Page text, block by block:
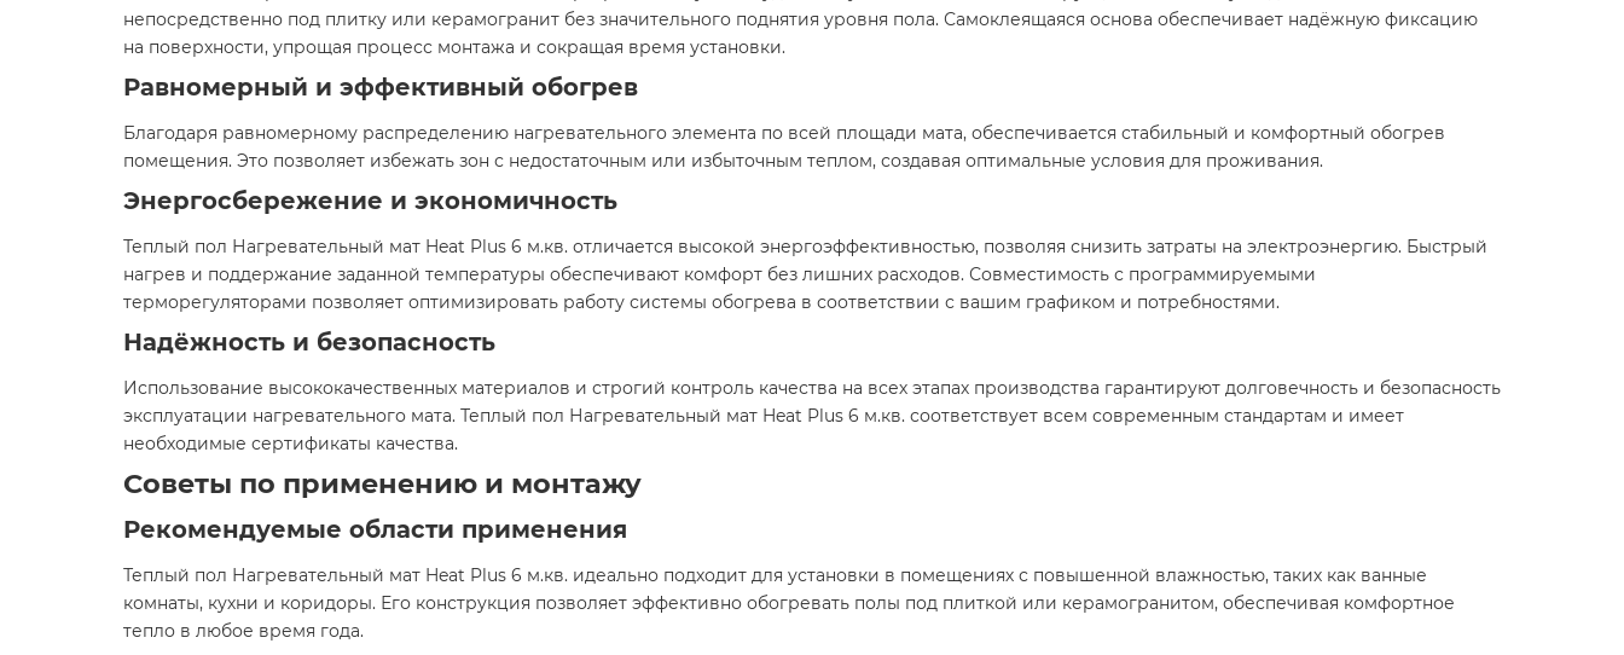
непосредственно под плитку или керамогранит без значительного поднятия уровня пола. Самоклеящаяся основа обеспечивает надёжную фиксацию
на поверхности, упрощая процесс монтажа и сокращая время установки.​
Равномерный и эффективный обогрев
Благодаря равномерному распределению нагревательного элемента по всей площади мата, обеспечивается стабильный и комфортный обогрев
помещения. Это позволяет избежать зон с недостаточным или избыточным теплом, создавая оптимальные условия для проживания.​
Энергосбережение и экономичность
Теплый пол Нагревательный мат Heat Plus 6 м.кв. отличается высокой энергоэффективностью, позволяя снизить затраты на электроэнергию. Быстрый
нагрев и поддержание заданной температуры обеспечивают комфорт без лишних расходов. Совместимость с программируемыми
терморегуляторами позволяет оптимизировать работу системы обогрева в соответствии с вашим графиком и потребностями.​
Надёжность и безопасность
Использование высококачественных материалов и строгий контроль качества на всех этапах производства гарантируют долговечность и безопасность
эксплуатации нагревательного мата. Теплый пол Нагревательный мат Heat Plus 6 м.кв. соответствует всем современным стандартам и имеет
необходимые сертификаты качества.​
Советы по применению и монтажу
Рекомендуемые области применения
Теплый пол Нагревательный мат Heat Plus 6 м.кв. идеально подходит для установки в помещениях с повышенной влажностью, таких как ванные
комнаты, кухни и коридоры. Его конструкция позволяет эффективно обогревать полы под плиткой или керамогранитом, обеспечивая комфортное
тепло в любое время года.​